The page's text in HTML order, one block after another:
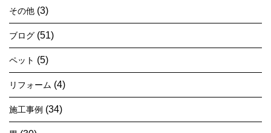
その他 (3)
ブログ (51)
ペット (5)
リフォーム (4)
施工事例 (34)